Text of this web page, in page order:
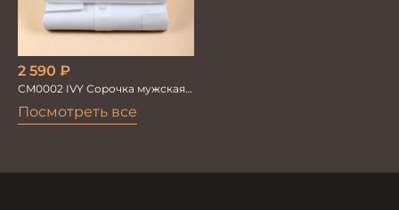
Посмотреть все
2 590 ₽
CM0002 IVY Сорочка мужская